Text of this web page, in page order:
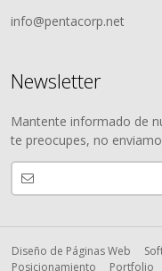
info@pentacorp.net
Newsletter
Mantente informado de
te preocupes, no
Diseño de Páginas Web
Posicionamiento
Portfolio